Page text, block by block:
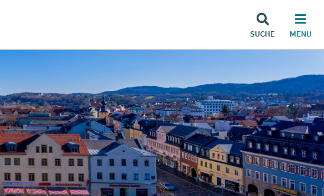
SUCHE MENU